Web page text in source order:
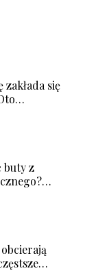
się
buty z